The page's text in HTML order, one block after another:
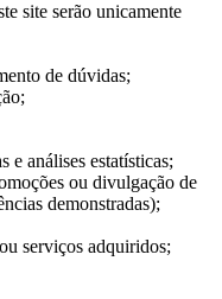
site serão unicamente
de dúvidas;
e análises estatísticas;
ou divulgação de
demonstradas);
serviços adquiridos;